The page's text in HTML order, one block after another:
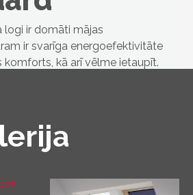
logi ir domāti mājas
ir svarīga energoefektivitāte
komforts, kā arī vēlme ietaupīt.